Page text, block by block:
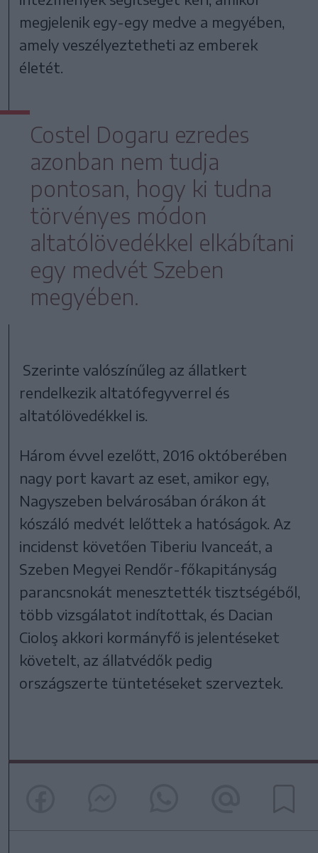
megjelenik egy-egy medve a megyében,
amely veszélyeztetheti az emberek
életét.
Costel Dogaru ezredes
azonban nem tudja
pontosan, hogy ki tudna
törvényes módon
altatólövedékkel elkábítani
egy medvét Szeben
megyében.
Szerinte valószínűleg az állatkert
rendelkezik altatófegyverrel és
altatólövedékkel is.
Három évvel ezelőtt, 2016 októberében
nagy port kavart az eset, amikor egy,
Nagyszeben belvárosában órákon át
kószáló medvét lelőttek a hatóságok. Az
incidenst követően Tiberiu Ivanceát, a
Szeben Megyei Rendőr-főkapitányság
parancsnokát menesztették tisztségéből,
több vizsgálatot indítottak, és Dacian
Cioloş akkori kormányfő is jelentéseket
követelt, az állatvédők pedig
országszerte tüntetéseket szerveztek.